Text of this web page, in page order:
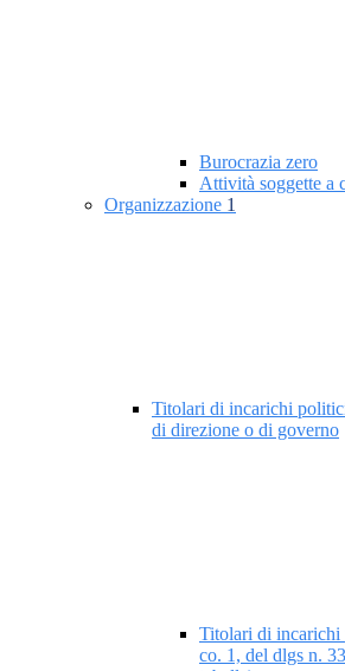
Burocrazia zero
Attività soggette a
Organizzazione 1
Titolari di incarichi
di direzione o di governo
Titolari di
co. 1, del dlgs n.